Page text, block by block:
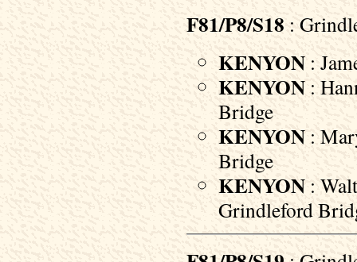
F81/P8/S18 :
KENYON :
KENYON :
Bridge
KENYON :
Bridge
KENYON :
Grindleford